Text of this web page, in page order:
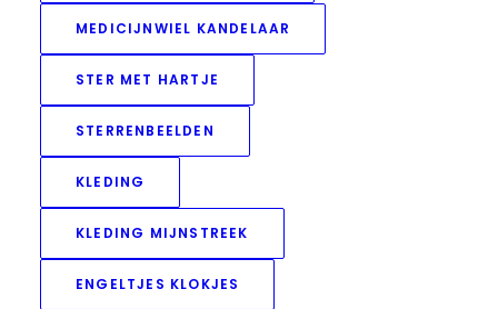
MEDICIJNWIEL KANDELAAR
STER MET HARTJE
STERRENBEELDEN
KLEDING
KLEDING MIJNSTREEK
ENGELTJES KLOKJES